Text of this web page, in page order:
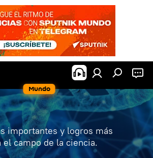
Mundo
importantes y logros más
campo de la ciencia.